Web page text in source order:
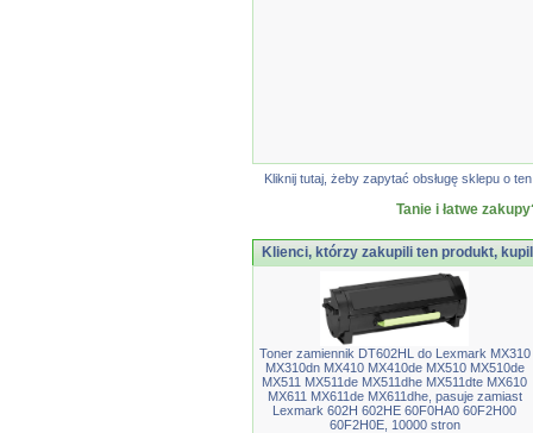
Kliknij tutaj, żeby zapytać obsługę sklepu o
Tanie i łatwe
Klienci, którzy zakupili ten produkt,
Toner zamiennik DT602HL do Lexmark MX310
MX310dn MX410 MX410de MX510 MX510de
MX511 MX511de MX511dhe MX511dte MX610
MX611 MX611de MX611dhe, pasuje zamiast
Lexmark 602H 602HE 60F0HA0 60F2H00
60F2H0E, 10000 stron